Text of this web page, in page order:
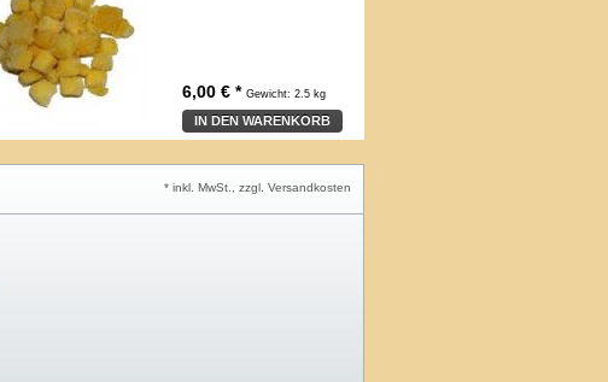
6,00 € * Gewicht: 2.5 kg
IN DEN WARENKORB
* inkl. MwSt., zzgl. Versandkosten